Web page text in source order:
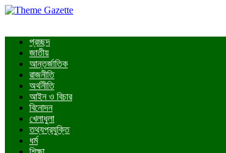
প্রচ্ছদ
জাতীয়
আন্তর্জাতিক
রাজনীতি
অর্থনীতি
আইন ও বিচার
বিনোদন
খেলাধুলা
তথ্যপ্রযুক্তি
ধর্ম